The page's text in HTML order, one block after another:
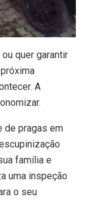
quer garantir
A
de pragas em
família e
uma inspeção
o seu